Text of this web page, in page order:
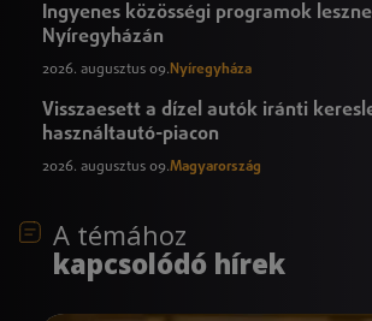
Ingyenes közösségi programok
Nyíregyházán
2026. augusztus 09. Nyíregyháza
Visszaesett a dízel autók iránti
használtautó-piacon
2026. augusztus 09.Magyarország
A témához
kapcsolódó hírek